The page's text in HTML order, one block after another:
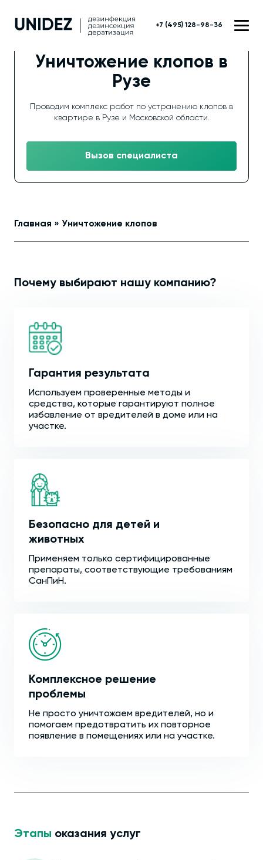
+7 (495) 128-98-36
Уничтожение клопов в
Рузе
Проводим комплекс работ по устранению клопов в
квартире в Рузе и Московской области.
Вызов специалиста
Главная » Уничтожение клопов
Почему выбирают нашу компанию?
Гарантия результата
Используем проверенные методы и
средства, которые гарантируют полное
избавление от вредителей в доме или на
участке.
Безопасно для детей и
животных
Применяем только сертифицированные
препараты, соответствующие требованиям
СанПиН.
Комплексное решение
проблемы
Не просто уничтожаем вредителей, но и
помогаем предотвратить их повторное
появление в помещениях или на участке.
Этапы оказания услуг